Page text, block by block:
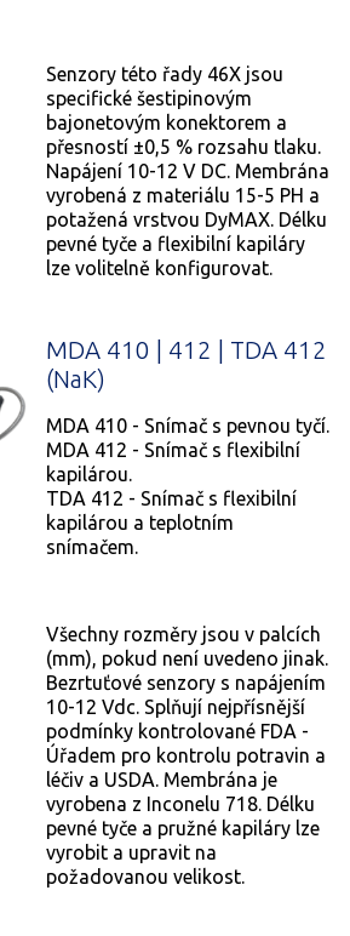
Senzory této řady 46X jsou
specifické šestipinovým
bajonetovým konektorem a
přesností ±0,5 % rozsahu tlaku.
Napájení 10-12 V DC. Membrána
vyrobená z materiálu 15-5 PH a
potažená vrstvou DyMAX. Délku
pevné tyče a flexibilní kapiláry
lze volitelně konfigurovat.
MDA 410 | 412 | TDA 412
(NaK)
MDA 410 - Snímač s pevnou tyčí.
MDA 412 - Snímač s flexibilní
kapilárou.
TDA 412 - Snímač s flexibilní
kapilárou a teplotním
snímačem.
Všechny rozměry jsou v palcích
(mm), pokud není uvedeno jinak.
Bezrtuťové senzory s napájením
10-12 Vdc. Splňují nejpřísnější
podmínky kontrolované FDA -
Úřadem pro kontrolu potravin a
léčiv a USDA. Membrána je
vyrobena z Inconelu 718. Délku
pevné tyče a pružné kapiláry lze
vyrobit a upravit na
požadovanou velikost.